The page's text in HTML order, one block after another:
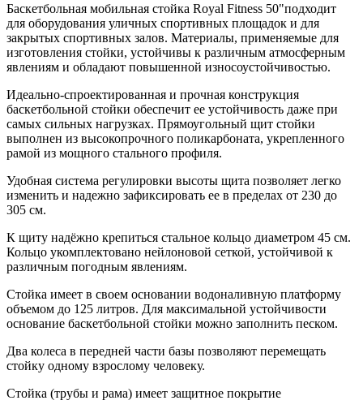
Баскетбольная мобильная стойка Royal Fitness 50"подходит
для оборудования уличных спортивных площадок и для
закрытых спортивных залов. Материалы, применяемые для
изготовления стойки, устойчивы к различным атмосферным
явлениям и обладают повышенной износоустойчивостью.
Идеально-спроектированная и прочная конструкция
баскетбольной стойки обеспечит ее устойчивость даже при
самых сильных нагрузках. Прямоугольный щит стойки
выполнен из высокопрочного поликарбоната, укрепленного
рамой из мощного стального профиля.
Удобная система регулировки высоты щита позволяет легко
изменить и надежно зафиксировать ее в пределах от 230 до
305 см.
К щиту надёжно крепиться стальное кольцо диаметром 45 см.
Кольцо укомплектовано нейлоновой сеткой, устойчивой к
различным погодным явлениям.
Стойка имеет в своем основании водоналивную платформу
объемом до 125 литров. Для максимальной устойчивости
основание баскетбольной стойки можно заполнить песком.
Два колеса в передней части базы позволяют перемещать
стойку одному взрослому человеку.
Стойка (трубы и рама) имеет защитное покрытие